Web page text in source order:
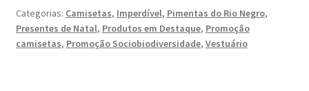
do
Rio
Negro
Categorias: Camisetas, Imperdível, Pimentas do Rio Negro,
Presentes de Natal, Produtos em Destaque, Promoção
camisetas, Promoção Sociobiodiversidade, Vestuário